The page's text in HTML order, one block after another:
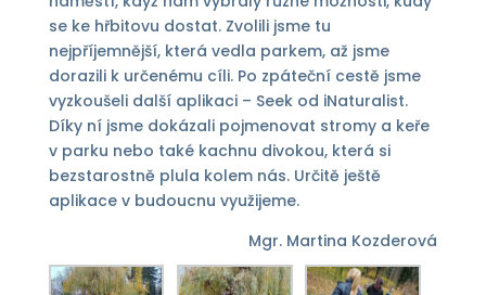
se ke hřbitovu dostat. Zvolili jsme tu
nejpříjemnější, která vedla parkem, až jsme
dorazili k určenému cíli. Po zpáteční cestě jsme
vyzkoušeli další aplikaci – Seek od iNaturalist.
Díky ní jsme dokázali pojmenovat stromy a keře
v parku nebo také kachnu divokou, která si
bezstarostně plula kolem nás. Určitě ještě
aplikace v budoucnu využijeme.
Mgr. Martina Kozderová